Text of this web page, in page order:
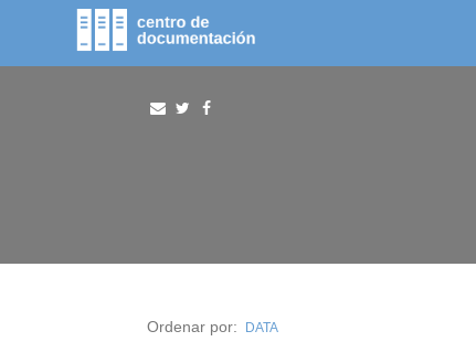
fototeca procura
Ordenar por: DATA